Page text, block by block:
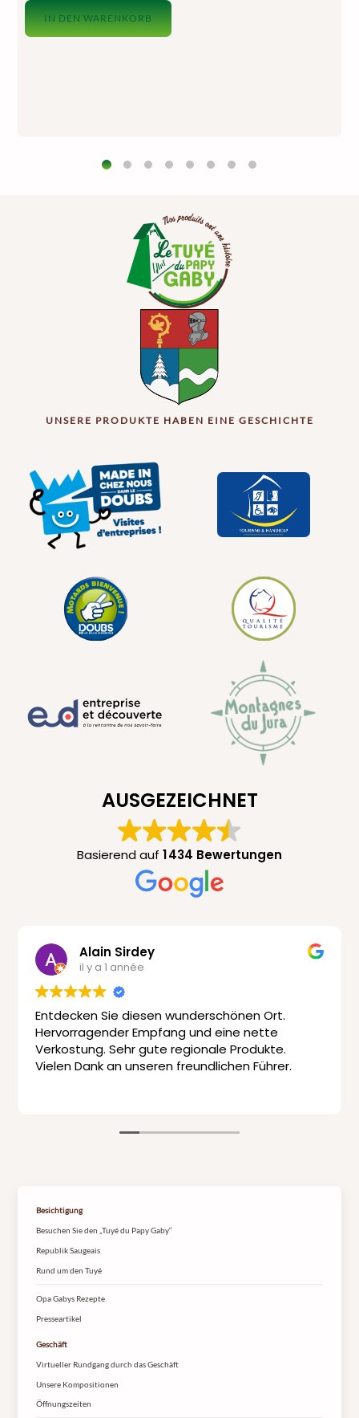
IN DEN WARENKORB
UNSERE PRODUKTE HABEN EINE GESCHICHTE
AUSGEZEICHNET
Basierend auf 1 434 Bewertungen
Alain Sirdey
il y a 1 année
Entdecken Sie diesen wunderschönen Ort.
Hervorragender Empfang und eine nette
Verkostung. Sehr gute regionale Produkte.
Vielen Dank an unseren freundlichen Führer.
Besichtigung
Besuchen Sie den „Tuyé du Papy Gaby“
Republik Saugeais
Rund um den Tuyé
Opa Gabys Rezepte
Presseartikel
Geschäft
Virtueller Rundgang durch das Geschäft
Unsere Kompositionen
Öffnungszeiten